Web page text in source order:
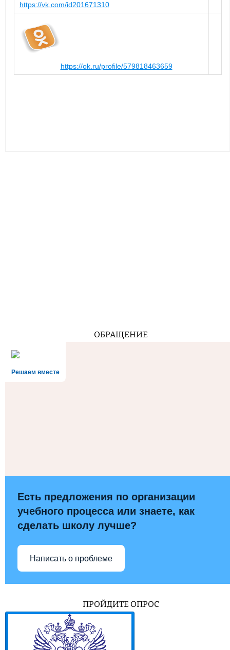
https://vk.com/id201671310
https://ok.ru/profile/579818463659
ОБРАЩЕНИЕ
Решаем вместе
Есть предложения по организации
учебного процесса или знаете, как
сделать школу лучше?
Написать о проблеме
ПРОЙДИТЕ ОПРОС